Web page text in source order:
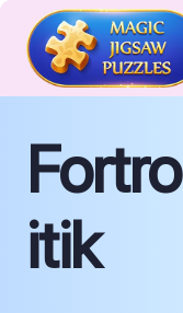
Fortsæt
indhold
itik